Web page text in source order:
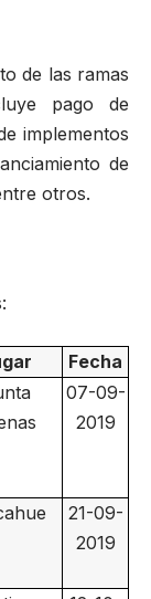
de las ramas
pago de
implementos
de
otros.
Fecha
07-09-
2019
21-09-
2019